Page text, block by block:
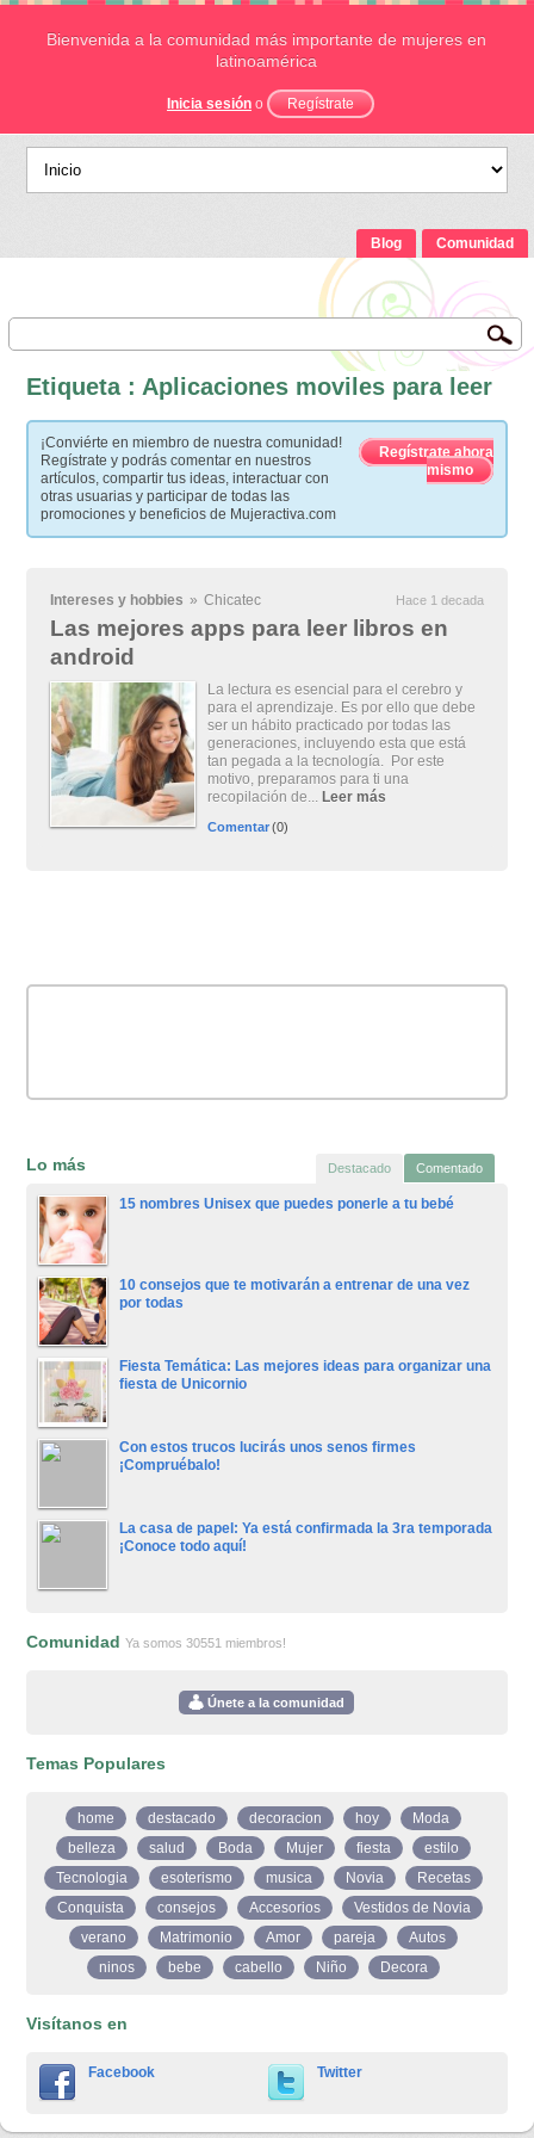
Bienvenida a la comunidad más importante de mujeres en
latinoamérica
Inicia sesión o Regístrate
Blog Comunidad
Etiqueta : Aplicaciones moviles para leer
¡Conviérte en miembro de nuestra comunidad!
Regístrate y podrás comentar en nuestros
artículos, compartir tus ideas, interactuar con
otras usuarias y participar de todas las
promociones y beneficios de Mujeractiva.com
Regístrate ahora
mismo
Intereses y hobbies » Chicatec Hace 1 decada
Las mejores apps para leer libros en
android
La lectura es esencial para el cerebro y
para el aprendizaje. Es por ello que debe
ser un hábito practicado por todas las
generaciones, incluyendo esta que está
tan pegada a la tecnología. Por este
motivo, preparamos para ti una
recopilación de... Leer más
Comentar(0)
Lo más Destacado Comentado
15 nombres Unisex que puedes ponerle a tu bebé
10 consejos que te motivarán a entrenar de una vez
por todas
Fiesta Temática: Las mejores ideas para organizar una
fiesta de Unicornio
Con estos trucos lucirás unos senos firmes
¡Compruébalo!
La casa de papel: Ya está confirmada la 3ra temporada
¡Conoce todo aquí!
ComunidadYa somos 30551 miembros!
Únete a la comunidad
Temas Populares
home destacado decoracion hoy
Moda
belleza
salud Boda Mujer fiesta
estilo
Tecnologia
esoterismo musica Novia
Recetas
Conquista
consejos Accesorios
Vestidos de Novia
verano
Matrimonio Amor pareja
Autos
ninos
bebe cabello Niño Decora
Visítanos en
Facebook Twitter